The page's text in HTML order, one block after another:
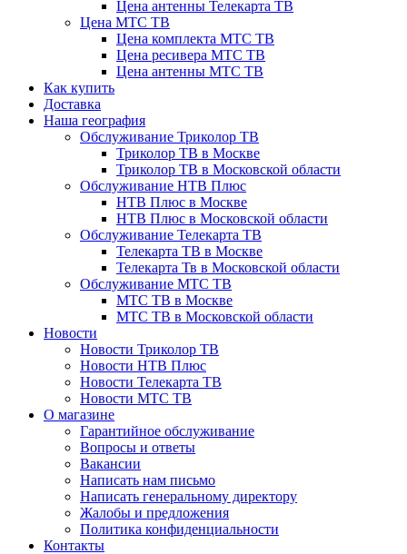
Цена антенны Телекарта ТВ
Цена МТС ТВ
Цена комплекта МТС ТВ
Цена ресивера МТС ТВ
Цена антенны МТС ТВ
Как купить
Доставка
Наша география
Обслуживание Триколор ТВ
Триколор ТВ в Москве
Триколор ТВ в Московской области
Обслуживание НТВ Плюс
НТВ Плюс в Москве
НТВ Плюс в Московской области
Обслуживание Телекарта ТВ
Телекарта ТВ в Москве
Телекарта Тв в Московской области
Обслуживание МТС ТВ
МТС ТВ в Москве
МТС ТВ в Московской области
Новости
Новости Триколор ТВ
Новости НТВ Плюс
Новости Телекарта ТВ
Новости МТС ТВ
О магазине
Гарантийное обслуживание
Вопросы и ответы
Вакансии
Написать нам письмо
Написать генеральному директору
Жалобы и предложения
Политика конфиденциальности
Контакты